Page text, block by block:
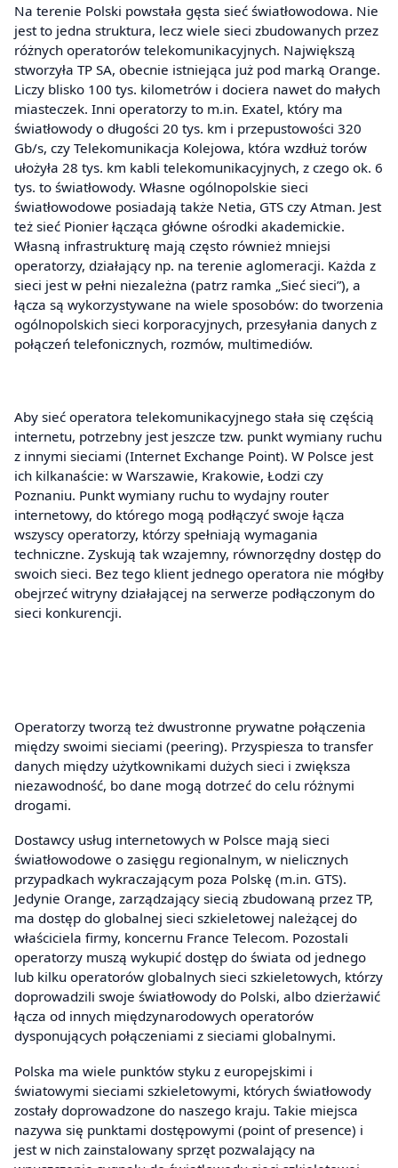
Na terenie Polski powstała gęsta sieć światłowodowa. Nie
jest to jedna struktura, lecz wiele sieci zbudowanych przez
różnych operatorów telekomunikacyjnych. Największą
stworzyła TP SA, obecnie istniejąca już pod marką Orange.
Liczy blisko 100 tys. kilometrów i dociera nawet do małych
miasteczek. Inni operatorzy to m.in. Exatel, który ma
światłowody o długości 20 tys. km i przepustowości 320
Gb/s, czy Telekomunikacja Kolejowa, która wzdłuż torów
ułożyła 28 tys. km kabli telekomunikacyjnych, z czego ok. 6
tys. to światłowody. Własne ogólnopolskie sieci
światłowodowe posiadają także Netia, GTS czy Atman. Jest
też sieć Pionier łącząca główne ośrodki akademickie.
Własną infrastrukturę mają często również mniejsi
operatorzy, działający np. na terenie aglomeracji. Każda z
sieci jest w pełni niezależna (patrz ramka „Sieć sieci”), a
łącza są wykorzystywane na wiele sposobów: do tworzenia
ogólnopolskich sieci korporacyjnych, przesyłania danych z
połączeń telefonicznych, rozmów, multimediów.
Aby sieć operatora telekomunikacyjnego stała się częścią
internetu, potrzebny jest jeszcze tzw. punkt wymiany ruchu
z innymi sieciami (Internet Exchange Point). W Polsce jest
ich kilkanaście: w Warszawie, Krakowie, Łodzi czy
Poznaniu. Punkt wymiany ruchu to wydajny router
internetowy, do którego mogą podłączyć swoje łącza
wszyscy operatorzy, którzy spełniają wymagania
techniczne. Zyskują tak wzajemny, równorzędny dostęp do
swoich sieci. Bez tego klient jednego operatora nie mógłby
obejrzeć witryny działającej na serwerze podłączonym do
sieci konkurencji.
Operatorzy tworzą też dwustronne prywatne połączenia
między swoimi sieciami (peering). Przyspiesza to transfer
danych między użytkownikami dużych sieci i zwiększa
niezawodność, bo dane mogą dotrzeć do celu różnymi
drogami.
Dostawcy usług internetowych w Polsce mają sieci
światłowodowe o zasięgu regionalnym, w nielicznych
przypadkach wykraczającym poza Polskę (m.in. GTS).
Jedynie Orange, zarządzający siecią zbudowaną przez TP,
ma dostęp do globalnej sieci szkieletowej należącej do
właściciela firmy, koncernu France Telecom. Pozostali
operatorzy muszą wykupić dostęp do świata od jednego
lub kilku operatorów globalnych sieci szkieletowych, którzy
doprowadzili swoje światłowody do Polski, albo dzierżawić
łącza od innych międzynarodowych operatorów
dysponujących połączeniami z sieciami globalnymi.
Polska ma wiele punktów styku z europejskimi i
światowymi sieciami szkieletowymi, których światłowody
zostały doprowadzone do naszego kraju. Takie miejsca
nazywa się punktami dostępowymi (point of presence) i
jest w nich zainstalowany sprzęt pozwalający na